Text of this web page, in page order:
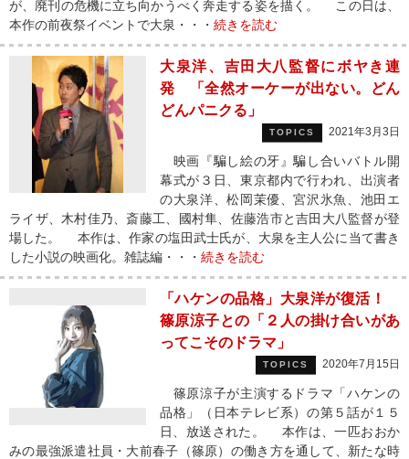
が、廃刊の危機に立ち向かうべく奔走する姿を描く。 この日は、
本作の前夜祭イベントで大泉・・・ 続きを読む
大泉洋、吉田大八監督にボヤき連
発 「全然オーケーが出ない。どん
どんパニクる」
TOPICS 2021年3月3日
映画『騙し絵の牙』騙し合いバトル開
幕式が３日、東京都内で行われ、出演者
の大泉洋、松岡茉優、宮沢氷魚、池田エ
ライザ、木村佳乃、斎藤工、國村隼、佐藤浩市と吉田大八監督が登
場した。 本作は、作家の塩田武士氏が、大泉を主人公に当て書き
した小説の映画化。雑誌編・・・ 続きを読む
「ハケンの品格」大泉洋が復活！
篠原涼子との「２人の掛け合いがあ
ってこそのドラマ」
TOPICS 2020年7月15日
篠原涼子が主演するドラマ「ハケンの
品格」（日本テレビ系）の第５話が１５
日、放送された。 本作は、一匹おおか
みの最強派遣社員・大前春子（篠原）の働き方を通して、新たな時